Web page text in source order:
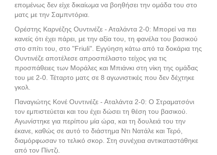
επομένως δεν είχε δικαίωμα να βοηθήσει την ομάδα του στο
ματς με την Σαμπντόρια.
Ορέστης Καρνέζης Ουντινέζε - Αταλάντα 2-0: Μπορεί να πει
κανείς ότι έχει πάρει, με την αξία του, τη φανέλα του βασικού
στο σπίτι του, στο "Friuli". Εγγύηση κάτω από τα δοκάρια της
Ουντινέζε αποτέλεσε απροσπέλαστο τείχος για τις
προσπάθειες των Μοράλες και Μπιάνκι στη νίκη της ομάδας
του με 2-0. Τέταρτο ματς σε 8 αγωνιστικές που δεν δέχτηκε
γκολ.
Παναγιώτης Κονέ Ουντινέζε - Αταλάντα 2-0: Ο Στραματσόνι
τον εμπιστεύεται και του έχει δώσει τη θέση του βασικού.
Αγωνίστηκε για περίπου μία ώρα, και τη δουλειά του την
έκανε, καθώς σε αυτό το διάστημα Ντι Νατάλε και Τερό,
διαμόρφωσαν το τελικό σκορ. Στη συνέχεια αντικαταστάθηκε
από τον Πίντζι.